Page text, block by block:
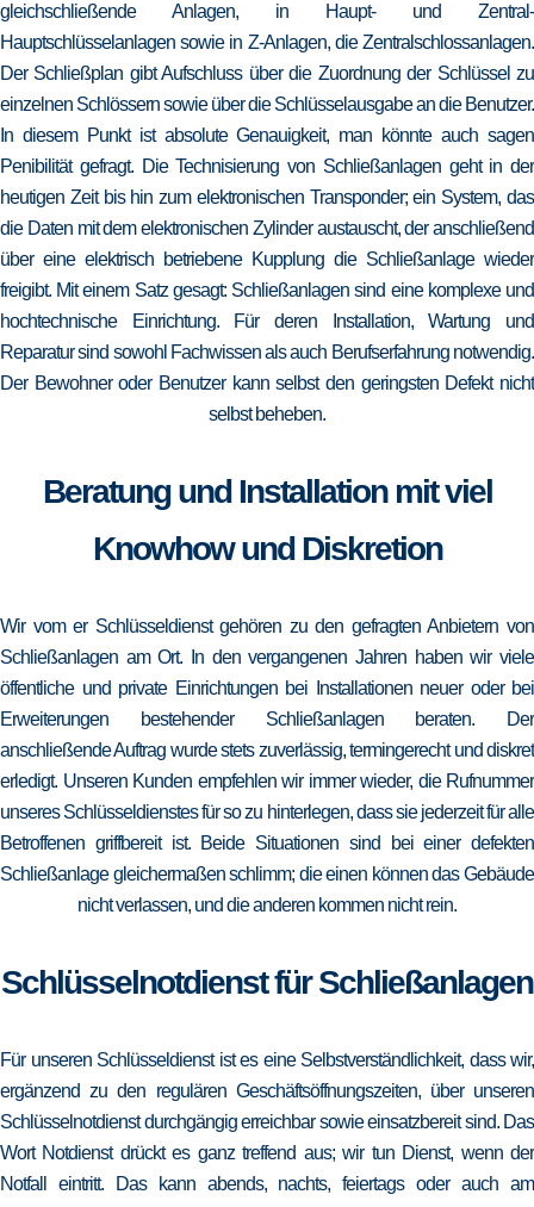
gleichschließende Anlagen, in Haupt- und Zentral-
Hauptschlüsselanlagen sowie in Z-Anlagen, die Zentralschlossanlagen.
Der Schließplan gibt Aufschluss über die Zuordnung der Schlüssel zu
einzelnen Schlössern sowie über die Schlüsselausgabe an die Benutzer.
In diesem Punkt ist absolute Genauigkeit, man könnte auch sagen
Penibilität gefragt. Die Technisierung von Schließanlagen geht in der
heutigen Zeit bis hin zum elektronischen Transponder; ein System, das
die Daten mit dem elektronischen Zylinder austauscht, der anschließend
über eine elektrisch betriebene Kupplung die Schließanlage wieder
freigibt. Mit einem Satz gesagt: Schließanlagen sind eine komplexe und
hochtechnische Einrichtung. Für deren Installation, Wartung und
Reparatur sind sowohl Fachwissen als auch Berufserfahrung notwendig.
Der Bewohner oder Benutzer kann selbst den geringsten Defekt nicht
selbst beheben.
Beratung und Installation mit viel
Knowhow und Diskretion
Wir vom er Schlüsseldienst gehören zu den gefragten Anbietern von
Schließanlagen am Ort. In den vergangenen Jahren haben wir viele
öffentliche und private Einrichtungen bei Installationen neuer oder bei
Erweiterungen bestehender Schließanlagen beraten. Der
anschließende Auftrag wurde stets zuverlässig, termingerecht und diskret
erledigt. Unseren Kunden empfehlen wir immer wieder, die Rufnummer
unseres Schlüsseldienstes für so zu hinterlegen, dass sie jederzeit für alle
Betroffenen griffbereit ist. Beide Situationen sind bei einer defekten
Schließanlage gleichermaßen schlimm; die einen können das Gebäude
nicht verlassen, und die anderen kommen nicht rein.
Schlüsselnotdienst für Schließanlagen
Für unseren Schlüsseldienst ist es eine Selbstverständlichkeit, dass wir,
ergänzend zu den regulären Geschäftsöffnungszeiten, über unseren
Schlüsselnotdienst durchgängig erreichbar sowie einsatzbereit sind. Das
Wort Notdienst drückt es ganz treffend aus; wir tun Dienst, wenn der
Notfall eintritt. Das kann abends, nachts, feiertags oder auch am